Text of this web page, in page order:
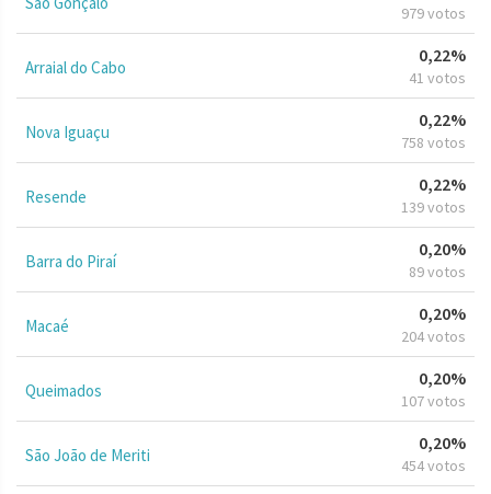
979 votos
Arraial do Cabo
0,22%
41 votos
Nova Iguaçu
0,22%
758 votos
Resende
0,22%
139 votos
Barra do Piraí
0,20%
89 votos
Macaé
0,20%
204 votos
Queimados
0,20%
107 votos
São João de Meriti
0,20%
454 votos